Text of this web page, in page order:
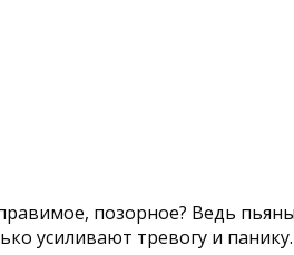
позорное? Ведь
усиливают тревогу и панику.